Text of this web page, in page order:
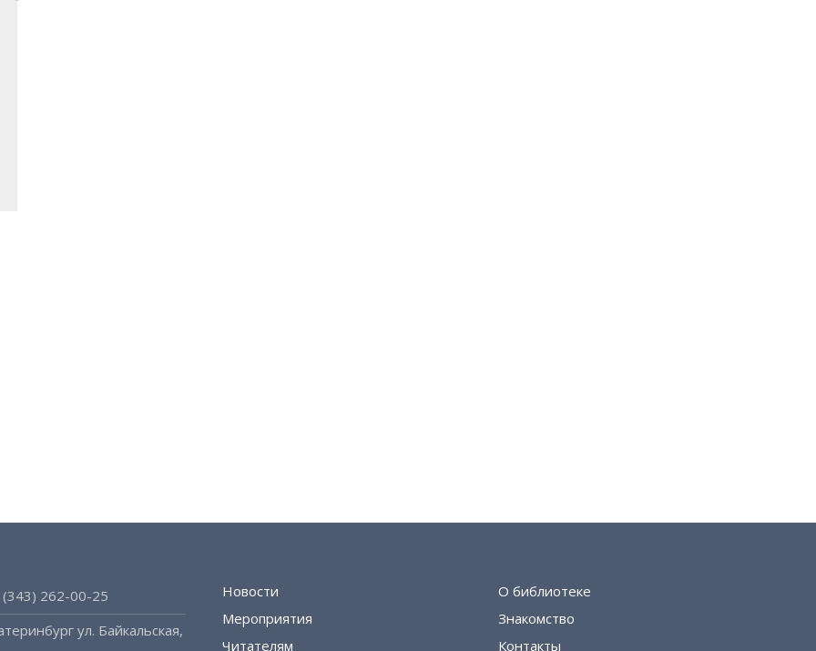
(343) 262-00-25
ул. Байкальская,
Новости
Мероприятия
Читателям
О библиотеке
Знакомство
Контакты